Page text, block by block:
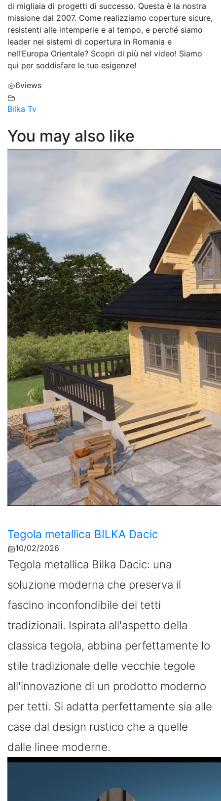
di migliaia di progetti di successo. Questa è la nostra
missione dal 2007. Come realizziamo coperture sicure,
resistenti alle intemperie e al tempo, e perché siamo
leader nei sistemi di copertura in Romania e
nell’Europa Orientale? Scopri di più nel video! Siamo
qui per soddisfare le tue esigenze!
6views
Bilka Tv
You may also like
Tegola metallica BILKA Dacic
10/02/2026
Tegola metallica Bilka Dacic: una
soluzione moderna che preserva il
fascino inconfondibile dei tetti
tradizionali. Ispirata all'aspetto della
classica tegola, abbina perfettamente lo
stile tradizionale delle vecchie tegole
all'innovazione di un prodotto moderno
per tetti. Si adatta perfettamente sia alle
case dal design rustico che a quelle
dalle linee moderne.